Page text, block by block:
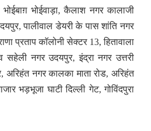
भोईवाड़ा, कैलाश नगर कालाजी
पालीवाल डेयरी के पास शांति नगर
प्रताप कॉलोनी सेक्टर 13, हितावाला
सहेली नगर उदयपुर, इंद्रा नगर उत्तरी
नगर कालका माता रोड, अरिहंत
भड़भूजा घाटी दिल्ली गेट, गोविंदपुरा